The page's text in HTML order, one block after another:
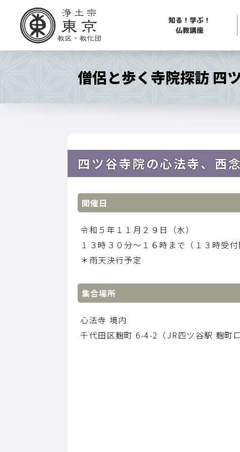
知る！学ぶ！
仏教講座
僧侶と歩く寺院探訪 四
四ツ谷寺院の心法寺、西
開催日
令和５年１１月２９日（水）
１３時３０分～１６時まで（１３時受付
＊雨天決行予定
集合場所
心法寺 境内
千代田区麹町 6-4-2（JR四ツ谷駅 麹町